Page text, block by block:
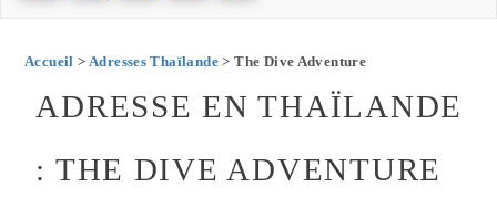
Accueil > Adresses Thaïlande > The Dive Adventure
ADRESSE EN THAÏLANDE
: THE DIVE ADVENTURE